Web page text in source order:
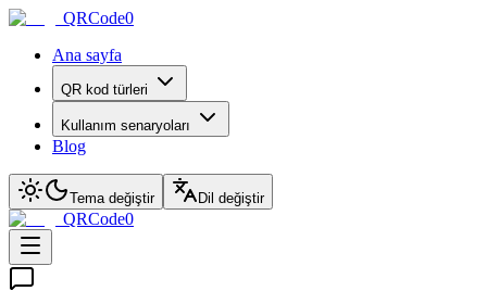
QRCode0
Ana sayfa
QR kod türleri
Kullanım senaryoları
Blog
Tema değiştir Dil değiştir
QRCode0